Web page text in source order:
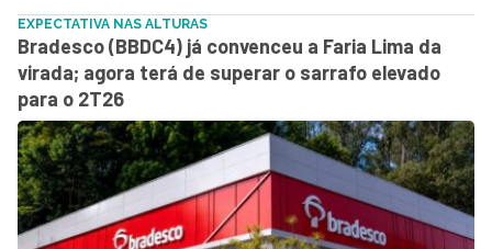
EXPECTATIVA NAS ALTURAS
Bradesco (BBDC4) já convenceu a Faria Lima da
virada; agora terá de superar o sarrafo elevado
para o 2T26